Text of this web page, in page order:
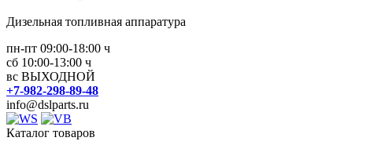
Дизельная топливная аппаратура
пн-пт 09:00-18:00 ч
сб 10:00-13:00 ч
вс ВЫХОДНОЙ
+7-982-298-89-48
info@dslparts.ru
Каталог товаров